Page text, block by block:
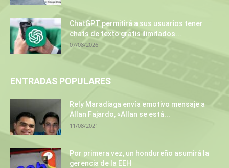
ChatGPT permitirá a sus usuarios tener
chats de texto gratis ilimitados...
07/08/2026
ENTRADAS POPULARES
Rely Maradiaga envía emotivo mensaje a
Allan Fajardo, «Allan se está...
11/08/2021
Por primera vez, un hondureño asumirá la
gerencia de la EEH